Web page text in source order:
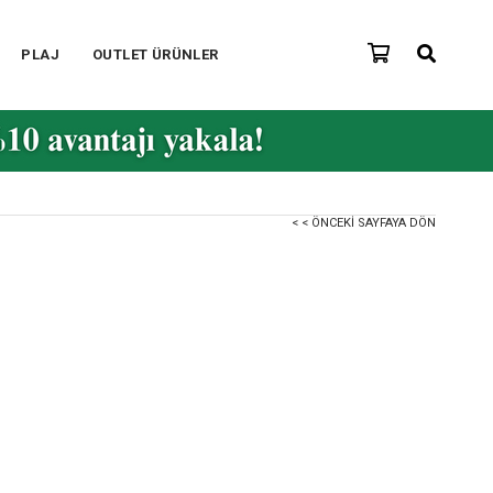
PLAJ OUTLET ÜRÜNLER
< < ÖNCEKI SAYFAYA DÖN